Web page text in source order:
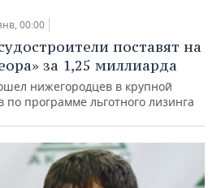
00:00
поставят на
за 1,25 миллиарда
нижегородцев в крупной
по программе льготного лизинга